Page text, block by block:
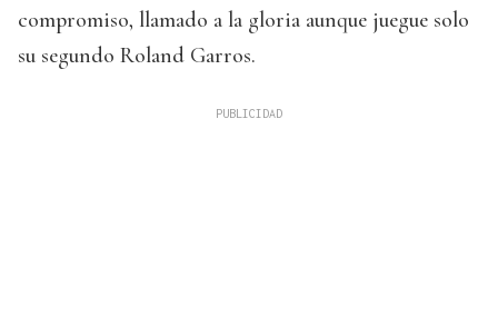
compromiso, llamado a la gloria aunque juegue solo
su segundo Roland Garros.